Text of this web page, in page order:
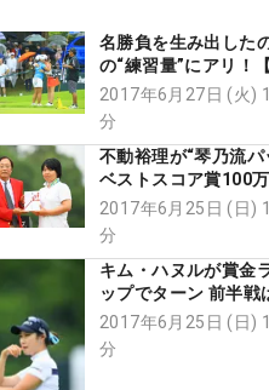
名勝負を生み出した
の“練習量”にアリ！
見聞】
2017年6月27日 (火)
分
不動裕理が“琴乃流パ
ベストスコア賞100
得！
2017年6月25日 (日)
分
キム・ハヌルが賞金
ップでターン 前半戦
と言う間でした」
2017年6月25日 (日)
分